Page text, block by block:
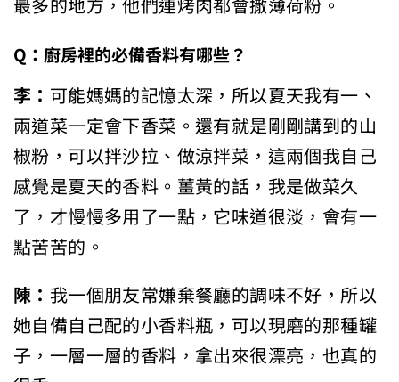
Q：廚房裡的必備香料有哪些？
李：可能媽媽的記憶太深，所以夏天我有一、
兩道菜一定會下香菜。還有就是剛剛講到的山
椒粉，可以拌沙拉、做涼拌菜，這兩個我自己
感覺是夏天的香料。薑黃的話，我是做菜久
了，才慢慢多用了一點，它味道很淡，會有一
點苦苦的。
陳：我一個朋友常嫌棄餐廳的調味不好，所以
她自備自己配的小香料瓶，可以現磨的那種罐
子，一層一層的香料，拿出來很漂亮，也真的